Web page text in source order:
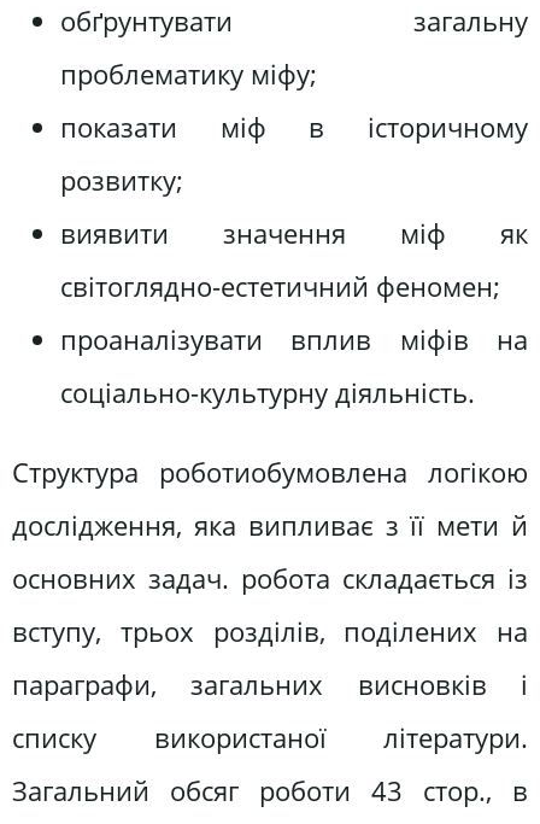
обґрунтувати загальну
проблематику міфу;
показати міф в історичному
розвитку;
виявити значення міф як
світоглядно-естетичний феномен;
проаналізувати вплив міфів на
соціально-культурну діяльність.
Структура роботиобумовлена логікою
дослідження, яка випливає з її мети й
основних задач. робота складається із
вступу, трьох розділів, поділених на
параграфи, загальних висновків і
списку використаної літератури.
Загальний обсяг роботи 43 стор., в